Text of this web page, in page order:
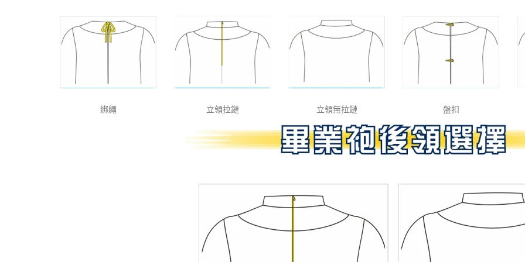
綁繩 立領拉鏈 立領無拉鏈 盤扣